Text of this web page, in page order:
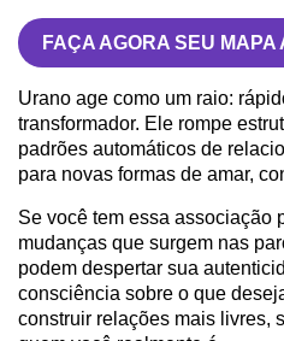
FAÇA AGORA SEU
Urano age como um raio:
transformador. Ele rompe
padrões automáticos de
para novas formas de amar,
Se você tem essa associação
mudanças que surgem nas
podem despertar sua
consciência sobre o que
construir relações mais livres,